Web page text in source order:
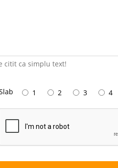
citit ca simplu text!
1 2 3 4